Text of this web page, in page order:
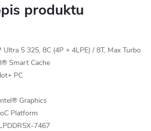
produktu
5 325, 8C (4P + 4LPE) / 8T, Max Turbo
Smart Cache
PC
Graphics
Platform
7467